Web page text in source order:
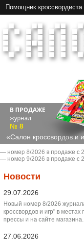
Помощник кроссвордиста
В ПРОДАЖЕ
журнал
№ 8
«Салон кроссвордов и
― номер 8/2026 в продаже с
― номер 9/2026 в продаже с
Новости
29.07.2026
Новый номер 8/2026
кроссвордов и игр" в местах
прессы и на сайте магазина.
27.06.2026